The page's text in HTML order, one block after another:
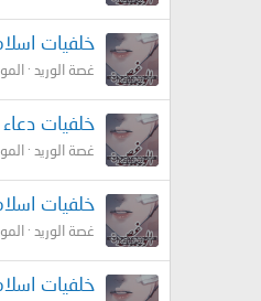
خلفيات
غصة الوريد
خلفيات
غصة الوريد
خلفيات
غصة الوريد
خلفيات